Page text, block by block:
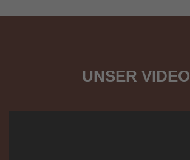
UNSER VIDEO